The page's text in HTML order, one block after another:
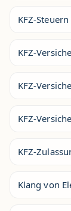
KFZ-
KFZ-
KFZ-
KFZ-
KFZ-
Klang von